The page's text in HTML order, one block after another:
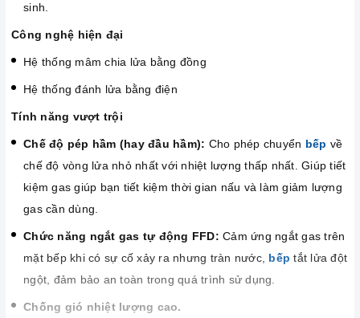
sinh.
Công nghệ hiện đại
Hệ thống mâm chia lửa bằng đồng
Hệ thống đánh lửa bằng điện
Tính năng vượt trội
Chế độ pép hầm (hay đầu hầm): Cho phép chuyển bếp về
chế độ vòng lửa nhỏ nhất với nhiệt lượng thấp nhất. Giúp tiết
kiệm gas giúp bạn tiết kiệm thời gian nấu và làm giảm lượng
gas cần dùng.
Chức năng ngắt gas tự động FFD: Cảm ứng ngắt gas trên
mặt bếp khi có sự cố xảy ra nhưng tràn nước, bếp tắt lửa đột
ngột, đảm bảo an toàn trong quá trình sử dụng.
Chống gió nhiệt lượng cao.